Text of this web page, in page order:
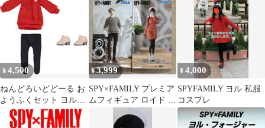
¥ 4,500
ねんどろいどどーる お
ようふくセット ヨル・
フォージャー 私服ワン
ピースVer.
¥3,999
SPY×FAMILY プレミア
ムフィギュア ロイド ヨ
ル 私服セット
¥4,000
SPYFAMILY ヨル 私服
コスプレ